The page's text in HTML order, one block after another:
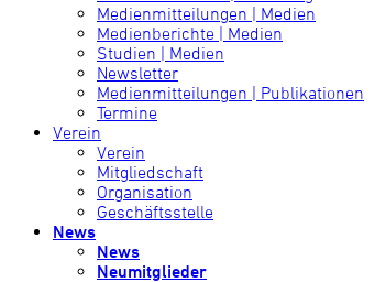
Medienmitteilungen | Medien
Medienberichte | Medien
Studien | Medien
Newsletter
Medienmitteilungen | Publikationen
Termine
Verein
Verein
Mitgliedschaft
Organisation
Geschäftsstelle
News
News
Neumitglieder